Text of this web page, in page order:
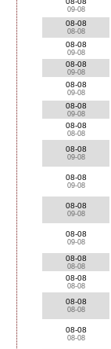
09-08
08-08
08-08
08-08
09-08
08-08
09-08
08-08
09-08
08-08
09-08
08-08
08-08
08-08
09-08
08-08
09-08
08-08
09-08
08-08
09-08
08-08
08-08
08-08
08-08
08-08
08-08
08-08
08-08